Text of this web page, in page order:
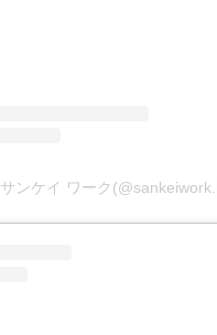
サンケイ ワーク